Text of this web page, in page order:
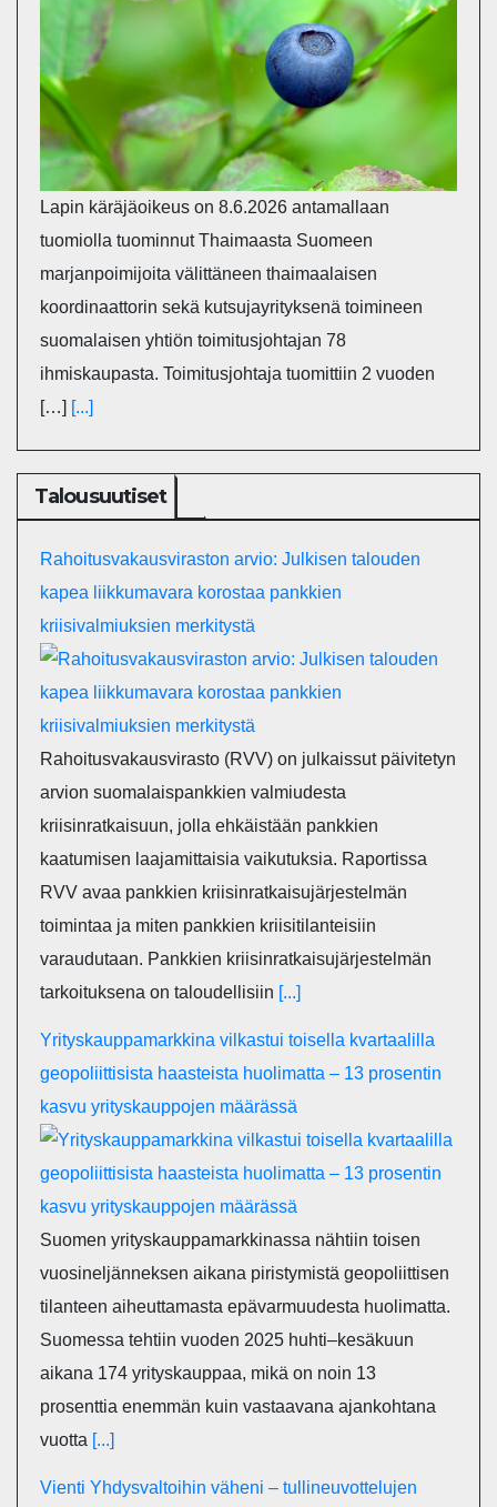
Lapin käräjäoikeus on 8.6.2026 antamallaan
tuomiolla tuominnut Thaimaasta Suomeen
marjanpoimijoita välittäneen thaimaalaisen
koordinaattorin sekä kutsujayrityksenä toimineen
suomalaisen yhtiön toimitusjohtajan 78
ihmiskaupasta. Toimitusjohtaja tuomittiin 2 vuoden
[…] [...]
Talousuutiset
Rahoitusvakausviraston arvio: Julkisen talouden
kapea liikkumavara korostaa pankkien
kriisivalmiuksien merkitystä
Rahoitusvakausvirasto (RVV) on julkaissut päivitetyn
arvion suomalaispankkien valmiudesta
kriisinratkaisuun, jolla ehkäistään pankkien
kaatumisen laajamittaisia vaikutuksia. Raportissa
RVV avaa pankkien kriisinratkaisujärjestelmän
toimintaa ja miten pankkien kriisitilanteisiin
varaudutaan. Pankkien kriisinratkaisujärjestelmän
tarkoituksena on taloudellisiin [...]
Yrityskauppamarkkina vilkastui toisella kvartaalilla
geopoliittisista haasteista huolimatta – 13 prosentin
kasvu yrityskauppojen määrässä
Suomen yrityskauppamarkkinassa nähtiin toisen
vuosineljänneksen aikana piristymistä geopoliittisen
tilanteen aiheuttamasta epävarmuudesta huolimatta.
Suomessa tehtiin vuoden 2025 huhti–kesäkuun
aikana 174 yrityskauppaa, mikä on noin 13
prosenttia enemmän kuin vastaavana ajankohtana
vuotta [...]
Vienti Yhdysvaltoihin väheni – tullineuvottelujen